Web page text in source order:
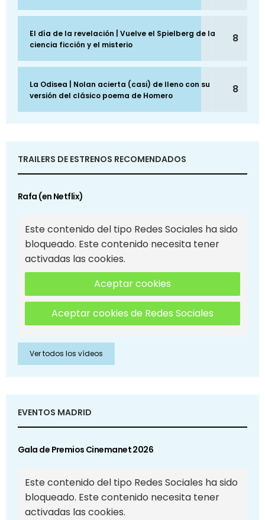
El día de la revelación | Vuelve el Spielberg de la
ciencia ficción y el misterio
8
La Odisea | Nolan acierta (casi) de lleno con su
versión del clásico poema de Homero
8
TRAILERS DE ESTRENOS RECOMENDADOS
Rafa (en Netflix)
Este contenido del tipo Redes Sociales ha sido
bloqueado. Este contenido necesita tener
activadas las cookies.
Aceptar cookies
Aceptar cookies de Redes Sociales
Ver todos los vídeos
EVENTOS MADRID
Gala de Premios Cinemanet 2026
Este contenido del tipo Redes Sociales ha sido
bloqueado. Este contenido necesita tener
activadas las cookies.